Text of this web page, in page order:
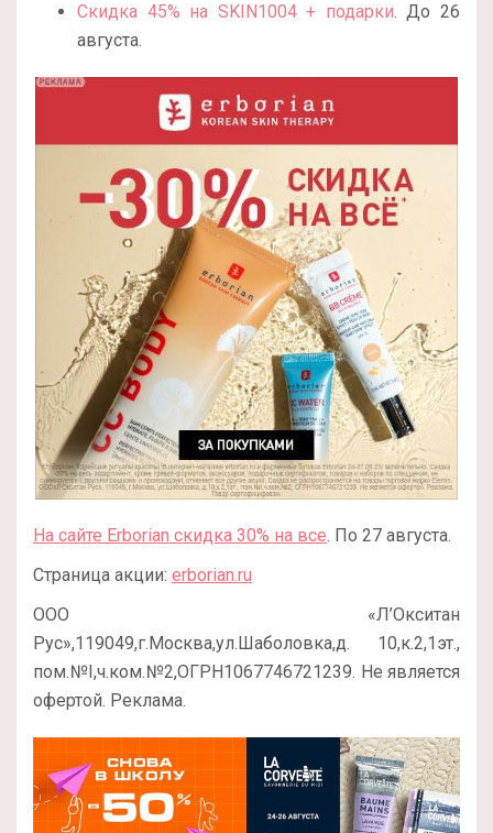
Скидка 45% на SKIN1004 + подарки. До 26
августа.
На сайте Erborian скидка 30% на все. По 27 августа.
Страница акции: erborian.ru
ООО «Л’Окситан
Рус»,119049,г.Москва,ул.Шаболовка,д. 10,к.2,1эт.,
пом.№I,ч.ком.№2,ОГРН1067746721239. Не является
офертой. Реклама.